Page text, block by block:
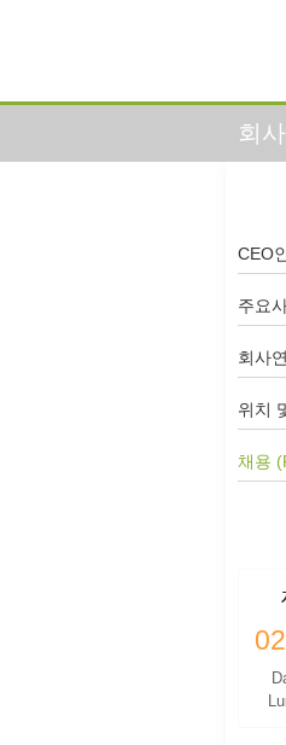
회
CEO
주요
회사
위치
채용